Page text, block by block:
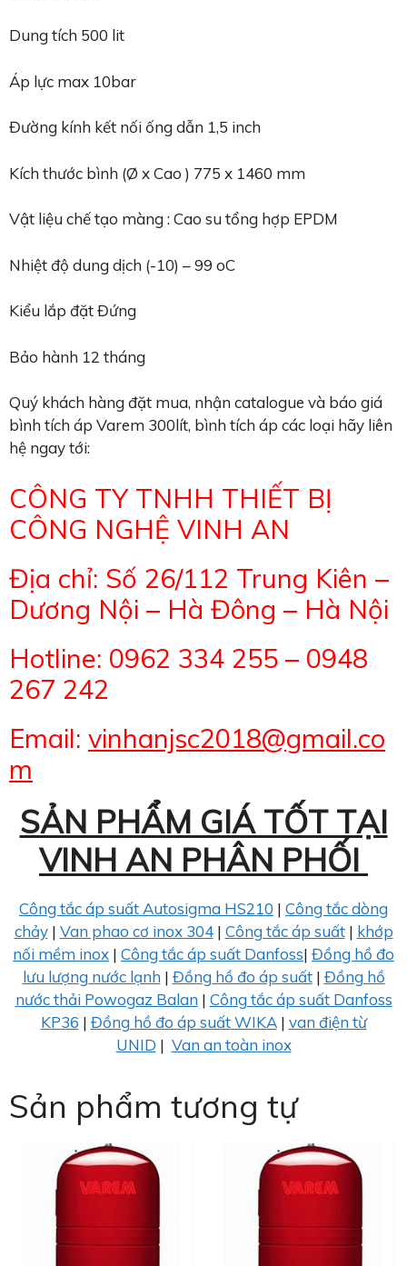
Dung tích 500 lit
Áp lực max 10bar
Đường kính kết nối ống dẫn 1,5 inch
Kích thước bình (Ø x Cao ) 775 x 1460 mm
Vật liệu chế tạo màng : Cao su tổng hợp EPDM
Nhiệt độ dung dịch (-10) – 99 oC
Kiểu lắp đặt Đứng
Bảo hành 12 tháng
Quý khách hàng đặt mua, nhận catalogue và báo giá
bình tích áp Varem 300lít, bình tích áp các loại hãy liên
hệ ngay tới:
CÔNG TY TNHH THIẾT BỊ
CÔNG NGHỆ VINH AN
Địa chỉ: Số 26/112 Trung Kiên –
Dương Nội – Hà Đông – Hà Nội
Hotline: 0962 334 255 – 0948
267 242
Email: vinhanjsc2018@gmail.co
m
SẢN PHẨM GIÁ TỐT TẠI
VINH AN PHÂN PHỐI
Công tắc áp suất Autosigma HS210 | Công tắc dòng
chảy| Van phao cơ inox 304| Công tắc áp suất| khớp
nối mềm inox | Công tắc áp suất Danfoss| Đồng hồ đo
lưu lượng nước lạnh | Đồng hồ đo áp suất| Đồng hồ
nước thải Powogaz Balan | Công tắc áp suất Danfoss
KP36 | Đồng hồ đo áp suất WIKA| van điện từ
UNID | Van an toàn inox
Sản phẩm tương tự